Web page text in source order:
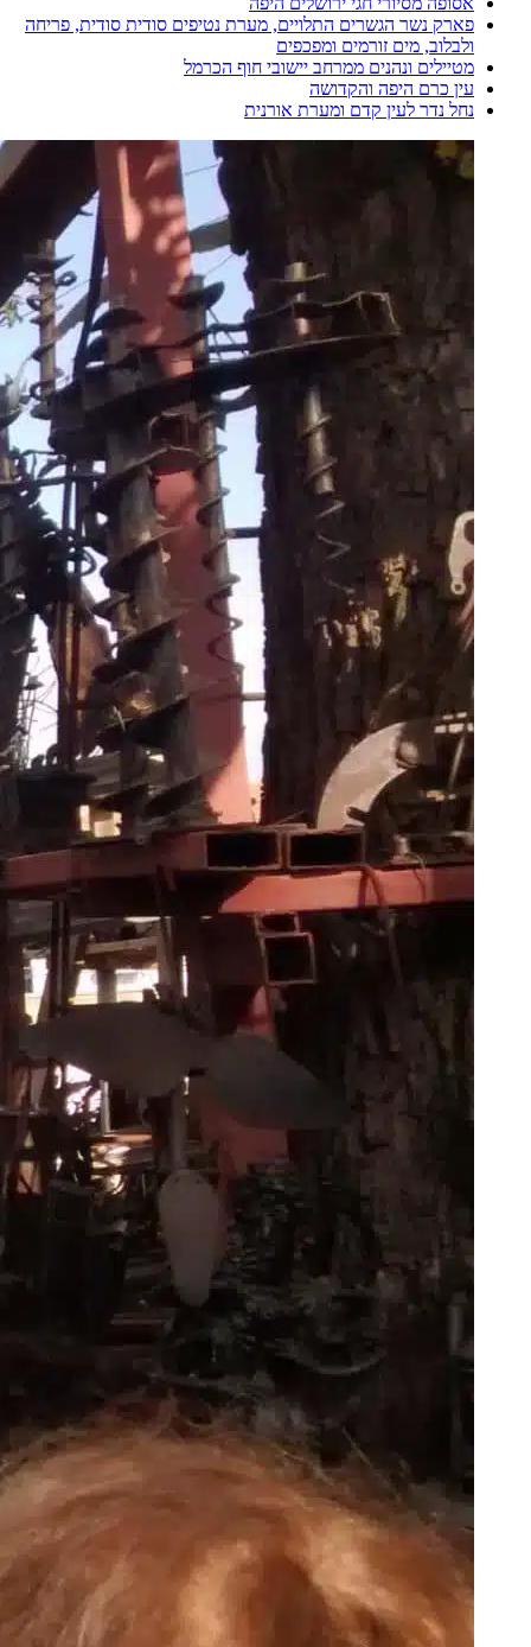
פארק נשר הגשרים התלויים, מערת נטיפים סודית סודית, פריחה
ולבלוב, מים זורמים ומפכפים
מטיילים ונהנים ממרחב יישובי חוף הכרמל
עין כרם היפה והקדושה
נחל נדר לעין קדם ומערת אורנית